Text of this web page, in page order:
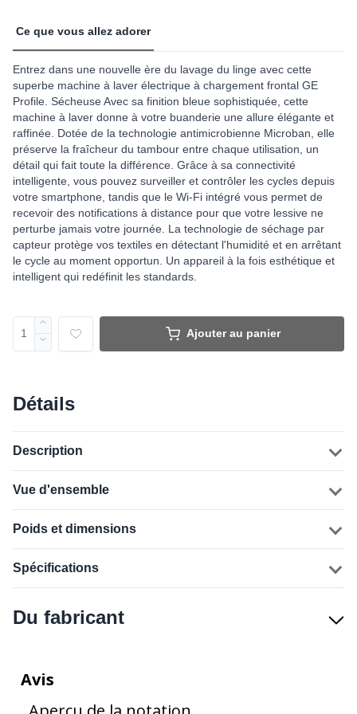
Ce que vous allez adorer
Entrez dans une nouvelle ère du lavage du linge avec cette
superbe machine à laver électrique à chargement frontal GE
Profile. Sécheuse Avec sa finition bleue sophistiquée, cette
machine à laver donne à votre buanderie une allure élégante et
raffinée. Dotée de la technologie antimicrobienne Microban, elle
préserve la fraîcheur du tambour entre chaque utilisation, un
détail qui fait toute la différence. Grâce à sa connectivité
intelligente, vous pouvez surveiller et contrôler les cycles depuis
votre smartphone, tandis que le Wi-Fi intégré vous permet de
recevoir des notifications à distance pour que votre lessive ne
perturbe jamais votre journée. La technologie de séchage par
capteur protège vos textiles en détectant l'humidité et en arrêtant
le cycle au moment opportun. Un appareil à la fois esthétique et
intelligent qui redéfinit les standards.
Ajouter au panier
Détails
Description
Vue d'ensemble
Poids et dimensions
Spécifications
Du fabricant